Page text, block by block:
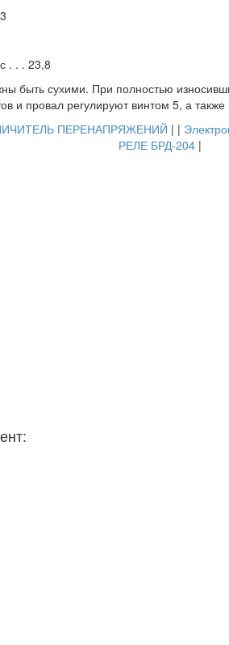
. . . 23,8
быть сухими. При полностью
и провал регулируют винтом 5, а
ПЕРЕНАПРЯЖЕНИЙ | |
РЕЛЕ БРД-204|